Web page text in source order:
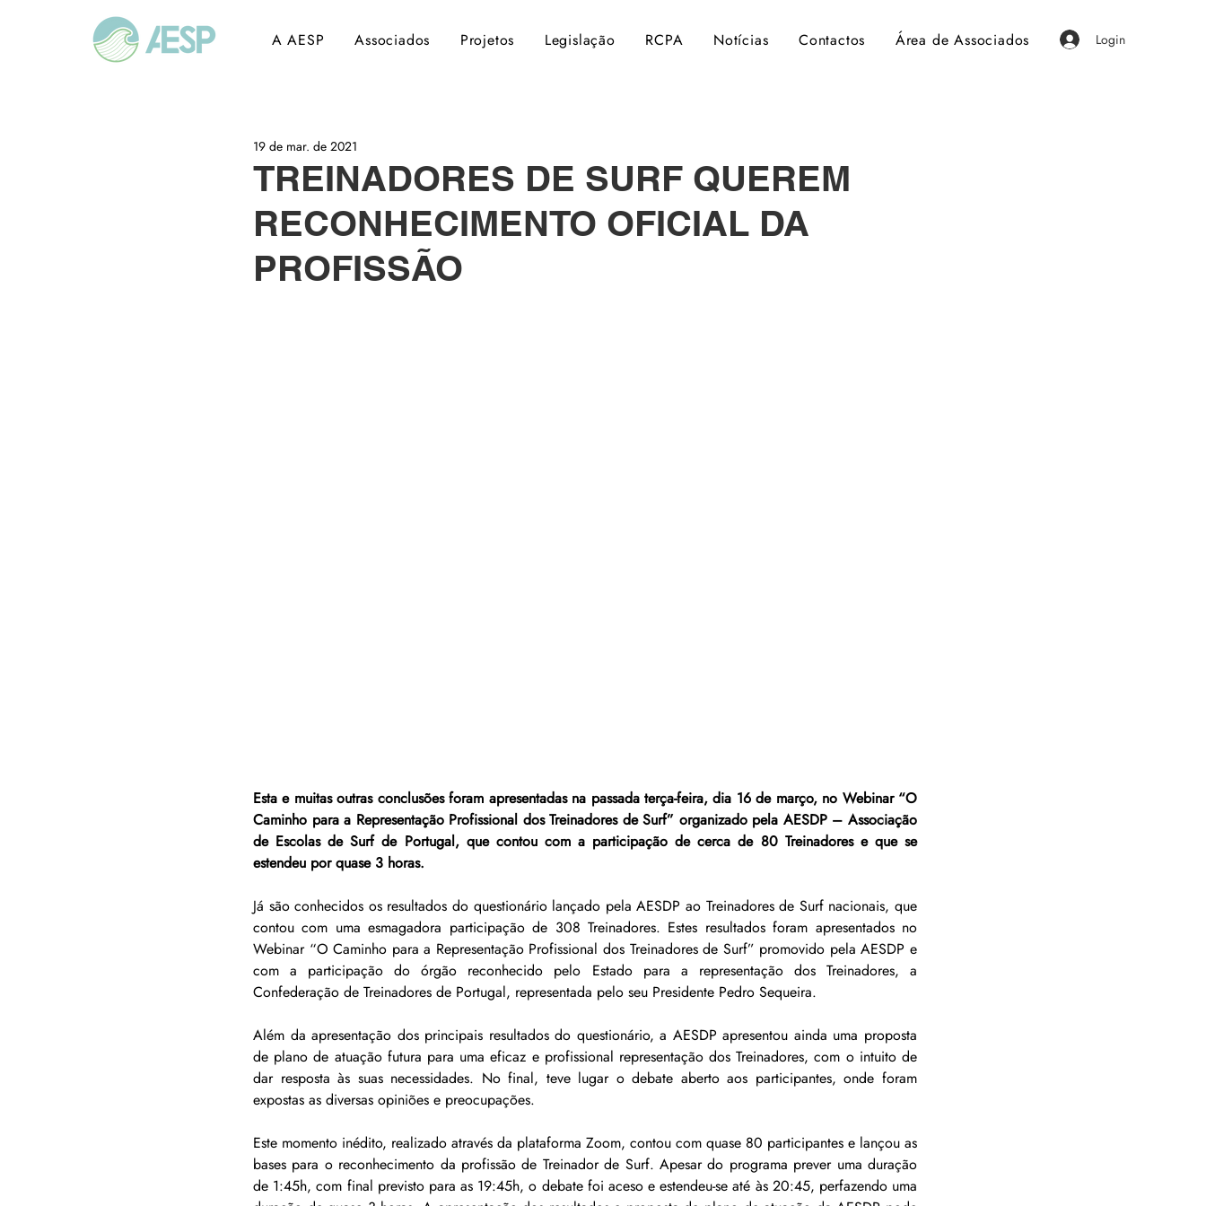
A AESP Associados Projetos Legislação RCPA Notícias Contactos Área de Associados Login
TREINADORES DE SURF QUEREM
RECONHECIMENTO OFICIAL DA
PROFISSÃO
19 de mar. de 2021
Esta e muitas outras conclusões foram apresentadas na passada terça-feira, dia 16 de março, no Webinar “O
Caminho para a Representação Profissional dos Treinadores de Surf” organizado pela AESDP – Associação
de Escolas de Surf de Portugal, que contou com a participação de cerca de 80 Treinadores e que se
estendeu por quase 3 horas.
Já são conhecidos os resultados do questionário lançado pela AESDP ao Treinadores de Surf nacionais, que
contou com uma esmagadora participação de 308 Treinadores. Estes resultados foram apresentados no
Webinar “O Caminho para a Representação Profissional dos Treinadores de Surf” promovido pela AESDP e
com a participação do órgão reconhecido pelo Estado para a representação dos Treinadores, a
Confederação de Treinadores de Portugal, representada pelo seu Presidente Pedro Sequeira.
Além da apresentação dos principais resultados do questionário, a AESDP apresentou ainda uma proposta
de plano de atuação futura para uma eficaz e profissional representação dos Treinadores, com o intuito de
dar resposta às suas necessidades. No final, teve lugar o debate aberto aos participantes, onde foram
expostas as diversas opiniões e preocupações.
Este momento inédito, realizado através da plataforma Zoom, contou com quase 80 participantes e lançou as
bases para o reconhecimento da profissão de Treinador de Surf. Apesar do programa prever uma duração
de 1:45h, com final previsto para as 19:45h, o debate foi aceso e estendeu-se até às 20:45, perfazendo uma